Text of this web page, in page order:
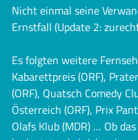
Nicht einmal seine
Ernstfall (Update 2:
Es folgten weitere
Kabarettpreis (ORF),
(ORF), Quatsch Comedy
Österreich (ORF), Prix
Olafs Klub (MDR) … Ob